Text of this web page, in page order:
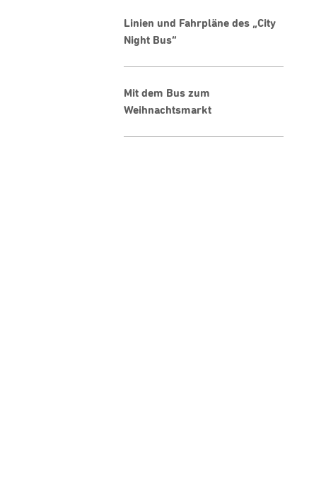
Linien und Fahrpläne des „City
Night Bus“
Mit dem Bus zum
Weihnachtsmarkt